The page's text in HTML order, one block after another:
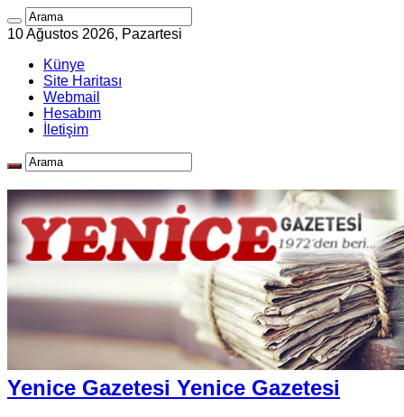
10 Ağustos 2026, Pazartesi
Künye
Site Haritası
Webmail
Hesabım
İletişim
Yenice Gazetesi Yenice Gazetesi